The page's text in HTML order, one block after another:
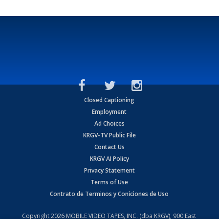
Closed Captioning
Employment
Ad Choices
KRGV-TV Public File
Contact Us
KRGV AI Policy
Privacy Statement
Terms of Use
Contrato de Terminos y Coniciones de Uso
Copyright2026 MOBILE VIDEO TAPES, INC. (dba KRGV), 900 East